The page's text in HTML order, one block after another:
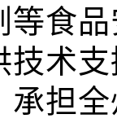
等食
技术
承担